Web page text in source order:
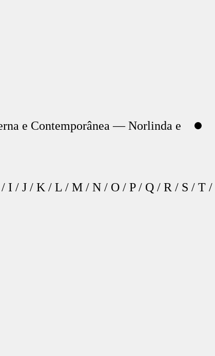
e Contemporânea — Norlinda e
/ I / J / K / L / M / N / O / P/ Q / R / S / T /